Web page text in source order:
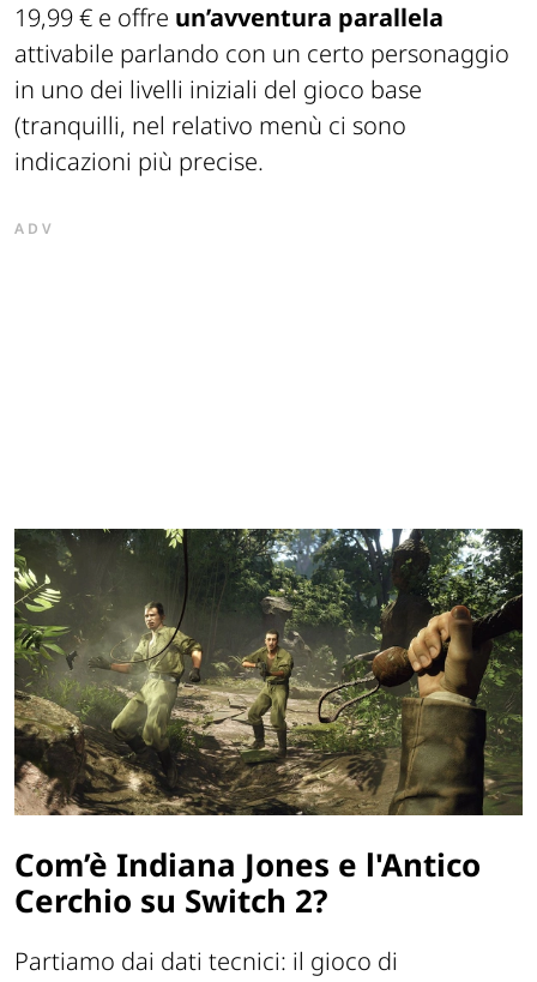
19,99 € e offre un’avventura parallela
attivabile parlando con un certo personaggio
in uno dei livelli iniziali del gioco base
(tranquilli, nel relativo menù ci sono
indicazioni più precise.
ADV
Com’è Indiana Jones e l'Antico
Cerchio su Switch 2?
Partiamo dai dati tecnici: il gioco di